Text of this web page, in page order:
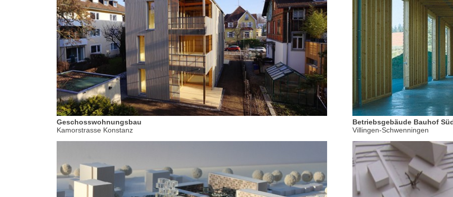
Geschosswohnungsbau
Kamorstrasse Konstanz
Betriebsgebäude Bauhof
Villingen-Schwenningen